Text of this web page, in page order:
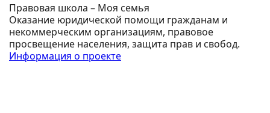
Правовая школа – Моя семья
Оказание юридической помощи гражданам и
некоммерческим организациям, правовое
просвещение населения, защита прав и свобод.
Информация о проекте